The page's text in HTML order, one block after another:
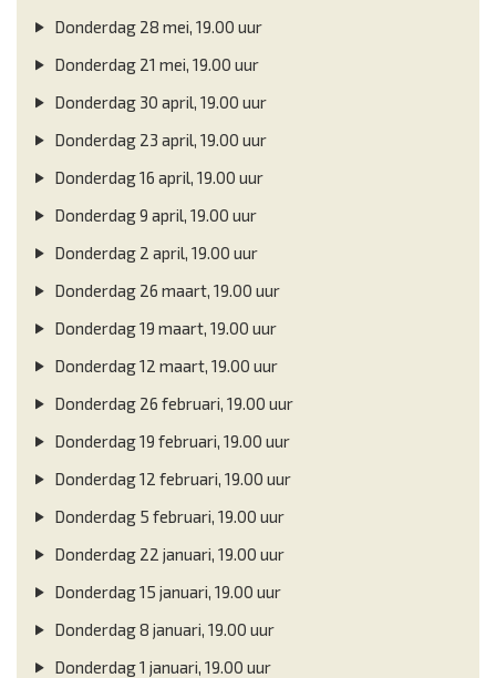
Donderdag 28 mei, 19.00 uur
Donderdag 21 mei, 19.00 uur
Donderdag 30 april, 19.00 uur
Donderdag 23 april, 19.00 uur
Donderdag 16 april, 19.00 uur
Donderdag 9 april, 19.00 uur
Donderdag 2 april, 19.00 uur
Donderdag 26 maart, 19.00 uur
Donderdag 19 maart, 19.00 uur
Donderdag 12 maart, 19.00 uur
Donderdag 26 februari, 19.00 uur
Donderdag 19 februari, 19.00 uur
Donderdag 12 februari, 19.00 uur
Donderdag 5 februari, 19.00 uur
Donderdag 22 januari, 19.00 uur
Donderdag 15 januari, 19.00 uur
Donderdag 8 januari, 19.00 uur
Donderdag 1 januari, 19.00 uur